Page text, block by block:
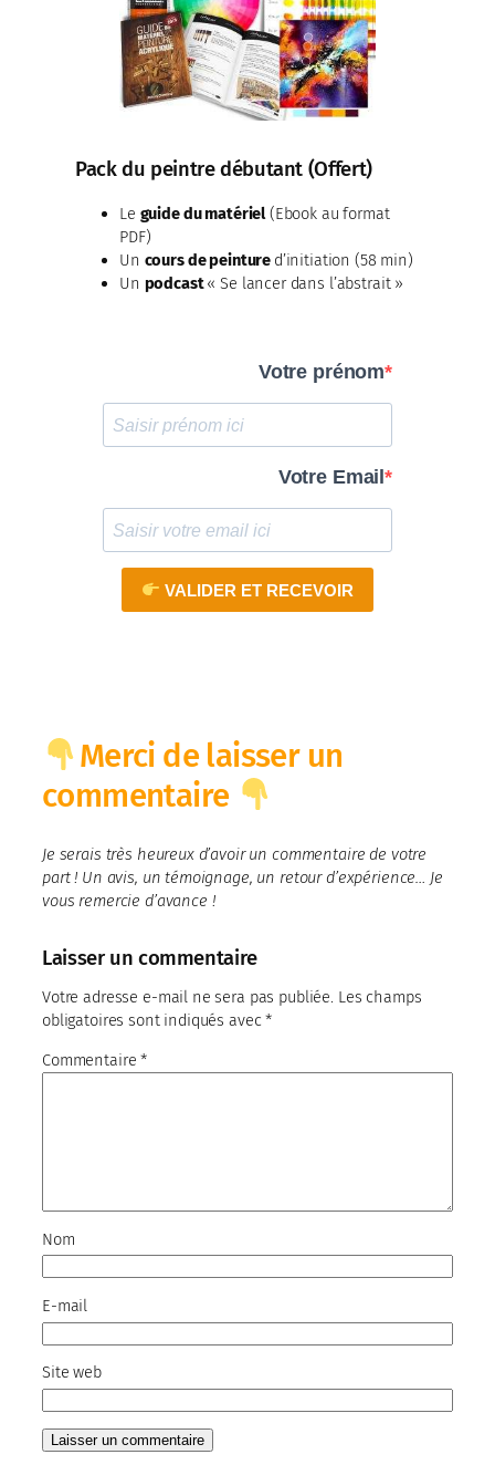
Pack du peintre débutant (Offert)
Le guide du matériel(Ebook au format
PDF)
Un cours de peinture d’initiation (58 min)
Un podcast« Se lancer dans l’abstrait »
Votre prénom
Votre Email
VALIDER ET RECEVOIR
Merci de laisser un
commentaire
Je serais très heureux d’avoir un commentaire de votre
part ! Un avis, un témoignage, un retour d’expérience… Je
vous remercie d’avance !
Laisser un commentaire
Votre adresse e-mail ne sera pas publiée. Les champs
obligatoires sont indiqués avec*
Commentaire*
Nom
E-mail
Site web